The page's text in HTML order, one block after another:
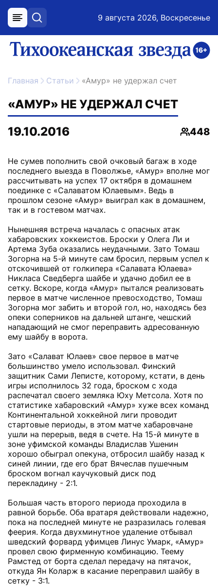
меню поиск 9 августа 2026, Воскресенье
ссылка на главную
Главная Статьи «Амур» не удержал счет
«АМУР» НЕ УДЕРЖАЛ СЧЕТ
19.10.2016
448
Не сумев пополнить свой очковый багаж в ходе
последнего выезда в Поволжье, «Амур» вполне мог
рассчитывать на успех 17 октября в домашнем
поединке с «Салаватом Юлаевым». Ведь в
прошлом сезоне «Амур» выиграл как в домашнем,
так и в гостевом матчах.
Нынешняя встреча началась с опасных атак
хабаровских хоккеистов. Броски у Олега Ли и
Артема Зуба оказались неудачными. Зато Томаш
Зогорна на 5-й минуте сам бросил, первым успел к
отскочившей от голкипера «Салавата Юлаева»
Никласа Сведберга шайбе и удачно добил ее в
сетку. Вскоре, когда «Амур» пытался реализовать
первое в матче численное превосходство, Томаш
Зогорна мог забить и второй гол, но, находясь без
опеки соперников на дальней штанге, чешский
нападающий не смог переправить адресованную
ему шайбу в ворота.
Зато «Салават Юлаев» свое первое в матче
большинство умело использовал. Финский
защитник Сами Леписте, которому, кстати, в день
игры исполнилось 32 года, броском с хода
распечатал своего земляка Юху Метсола. Хотя по
статистике хабаровский «Амур» хуже всех команд
Континентальной хоккейной лиги проводит
стартовые периоды, в этом матче хабаровчане
ушли на перерыв, ведя в счете. На 15-й минуте в
зоне уфимской команды Владислав Ушенин
хорошо обыграл опекуна, отбросил шайбу назад к
синей линии, где его брат Вячеслав пушечным
броском вогнал каучуковый диск под
перекладину - 2:1.
Большая часть второго периода проходила в
равной борьбе. Оба вратаря действовали надежно,
пока на последней минуте не разразилась голевая
феерия. Когда двухминутное удаление отбывал
шведский форвард уфимцев Линус Умарк, «Амур»
провел свою фирменную комбинацию. Теему
Рамстед от борта сделал передачу на пятачок,
откуда Ян Коларж в касание переправил шайбу в
сетку - 3:1.